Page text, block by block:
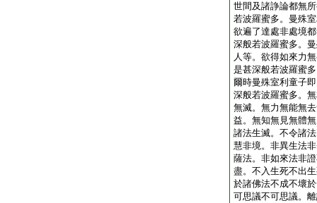
世間及諸諍論都無
若波羅蜜多。曼殊
欲遍了達處非處境
深般若波羅蜜多。
人等。欲得如來力
是甚深般若波羅蜜多
爾時曼殊室利童子
深般若波羅蜜多。
無滅。無力無能無
益。無知無見無體
諸法生滅。不令諸
慧非境。非異生法
薩法。非如來法非
盡。不入生死不出
於諸佛法不成不壞
可思議不可思議。